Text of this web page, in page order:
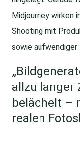
Midjourney wirken
Shooting mit
sowie
allzu langer
belächelt –
realen